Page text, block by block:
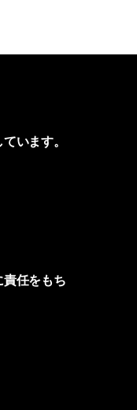
います。
任をもち